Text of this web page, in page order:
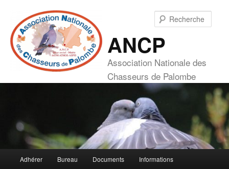
contenu
principal
contenu
secondaire
ANCP
Association Nationale des
Chasseurs de Palombe
principal
Adhérer Bureau Documents Informations